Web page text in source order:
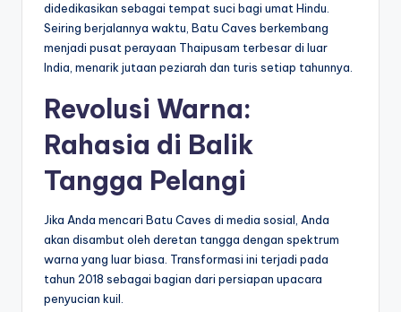
didedikasikan sebagai tempat suci bagi umat Hindu.
Seiring berjalannya waktu, Batu Caves berkembang
menjadi pusat perayaan Thaipusam terbesar di luar
India, menarik jutaan peziarah dan turis setiap tahunnya.
Revolusi Warna:
Rahasia di Balik
Tangga Pelangi
Jika Anda mencari Batu Caves di media sosial, Anda
akan disambut oleh deretan tangga dengan spektrum
warna yang luar biasa. Transformasi ini terjadi pada
tahun 2018 sebagai bagian dari persiapan upacara
penyucian kuil.